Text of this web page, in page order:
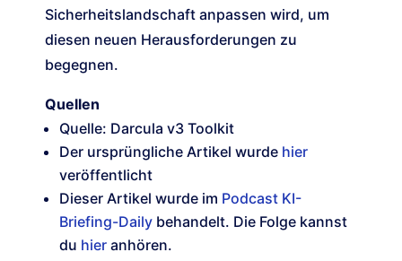
Sicherheitslandschaft anpassen wird, um
diesen neuen Herausforderungen zu
begegnen.
Quellen
Quelle: Darcula v3 Toolkit
Der ursprüngliche Artikel wurde hier
veröffentlicht
Dieser Artikel wurde im Podcast KI-
Briefing-Daily behandelt. Die Folge kannst
du hier anhören.